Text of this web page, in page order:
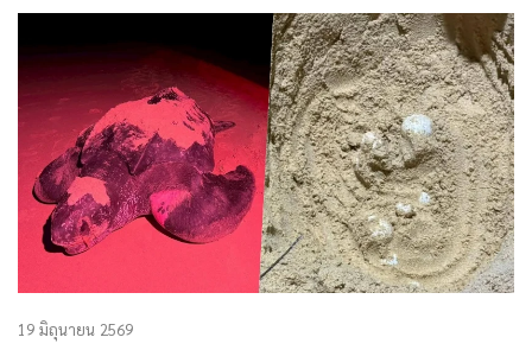
19 มิถุนายน 2569